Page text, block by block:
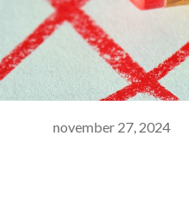
november 27, 2024